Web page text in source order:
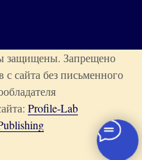
защищены. Запрещено
сайта без письменного
Profile-Lab